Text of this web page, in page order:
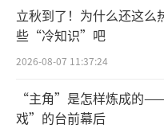
为天安门城楼
多娇》。
与画家李春海
馆主楼门厅创作青
立秋到了！为什么还这么
些“冷知识”吧
2026-08-07 11:37:24
“主角”是怎样炼成的
戏”的台前幕后